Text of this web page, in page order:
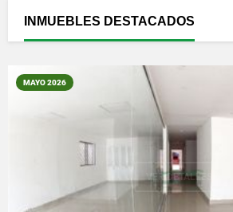
INMUEBLES DESTACADOS
MAYO 2026
VER DETALLES